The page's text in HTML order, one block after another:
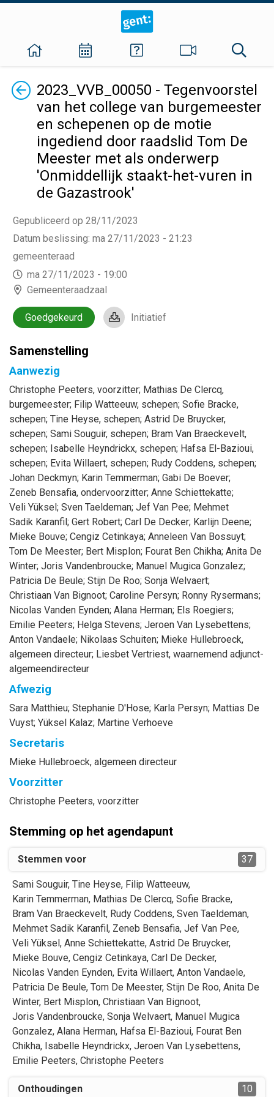
Terug2023_VVB_00050 - Tegenvoorstel
van het college van burgemeester
en schepenen op de motie
ingediend door raadslid Tom De
Meester met als onderwerp
'Onmiddellijk staakt-het-vuren in
de Gazastrook'
Gepubliceerd op 28/11/2023
Datum beslissing: ma 27/11/2023 - 21:23
gemeenteraad
ma 27/11/2023 - 19:00
Gemeenteraadzaal
Goedgekeurd Initiatief
Samenstelling
Aanwezig
Christophe Peeters, voorzitter; Mathias De Clercq,
burgemeester; Filip Watteeuw, schepen; Sofie Bracke,
schepen; Tine Heyse, schepen; Astrid De Bruycker,
schepen; Sami Souguir, schepen; Bram Van Braeckevelt,
schepen; Isabelle Heyndrickx, schepen; Hafsa El-Bazioui,
schepen; Evita Willaert, schepen; Rudy Coddens, schepen;
Johan Deckmyn; Karin Temmerman; Gabi De Boever;
Zeneb Bensafia, ondervoorzitter; Anne Schiettekatte;
Veli Yüksel; Sven Taeldeman; Jef Van Pee; Mehmet
Sadik Karanfil; Gert Robert; Carl De Decker; Karlijn Deene;
Mieke Bouve; Cengiz Cetinkaya; Anneleen Van Bossuyt;
Tom De Meester; Bert Misplon; Fourat Ben Chikha; Anita De
Winter; Joris Vandenbroucke; Manuel Mugica Gonzalez;
Patricia De Beule; Stijn De Roo; Sonja Welvaert;
Christiaan Van Bignoot; Caroline Persyn; Ronny Rysermans;
Nicolas Vanden Eynden; Alana Herman; Els Roegiers;
Emilie Peeters; Helga Stevens; Jeroen Van Lysebettens;
Anton Vandaele; Nikolaas Schuiten; Mieke Hullebroeck,
algemeen directeur; Liesbet Vertriest, waarnemend adjunct-
algemeendirecteur
Afwezig
Sara Matthieu; Stephanie D'Hose; Karla Persyn; Mattias De
Vuyst; Yüksel Kalaz; Martine Verhoeve
Secretaris
Mieke Hullebroeck, algemeen directeur
Voorzitter
Christophe Peeters, voorzitter
Stemming op het agendapunt
Stemmen voor 37
Sami Souguir, Tine Heyse, Filip Watteeuw,
Karin Temmerman, Mathias De Clercq, Sofie Bracke,
Bram Van Braeckevelt, Rudy Coddens, Sven Taeldeman,
Mehmet Sadik Karanfil, Zeneb Bensafia, Jef Van Pee,
Veli Yüksel, Anne Schiettekatte, Astrid De Bruycker,
Mieke Bouve, Cengiz Cetinkaya, Carl De Decker,
Nicolas Vanden Eynden, Evita Willaert, Anton Vandaele,
Patricia De Beule, Tom De Meester, Stijn De Roo, Anita De
Winter, Bert Misplon, Christiaan Van Bignoot,
Joris Vandenbroucke, Sonja Welvaert, Manuel Mugica
Gonzalez, Alana Herman, Hafsa El-Bazioui, Fourat Ben
Chikha, Isabelle Heyndrickx, Jeroen Van Lysebettens,
Emilie Peeters, Christophe Peeters
Onthoudingen 10